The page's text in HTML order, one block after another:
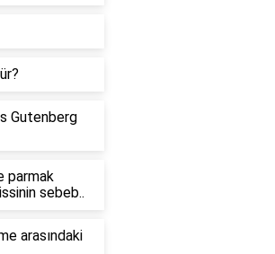
Gutenberg
parmak
sebeb..
arasındaki